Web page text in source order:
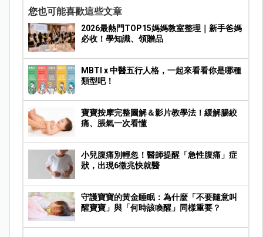
您也可能喜歡這些文章
2026最熱門TOP15媽媽教室整理｜新手爸媽
必收！學知識、領贈品
MBTI x 中醫五行人格，一起來看看你是哪種
類型吧！
寶寶按摩完整圖解＆影片教學法！緩解腸絞
痛、脹氣一次看懂
小兒腹痛別輕忽！醫師提醒「急性腹痛」症
狀，出現6徵兆快就醫
守護寶寶的黃金睡眠：為什麼「不要隨意叫
醒寶寶」與「何時該喚醒」同樣重要？